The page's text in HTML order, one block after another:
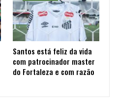
Santos está feliz da vida
com patrocinador master
do Fortaleza e com razão